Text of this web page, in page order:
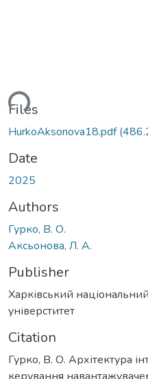
Files
HurkoAksonova18.pdf
Date
2025
Authors
Гурко, В. О.
Аксьонова, Л. А.
Publisher
Харківський
універститет
Citation
Гурко, В. О. Архітектура